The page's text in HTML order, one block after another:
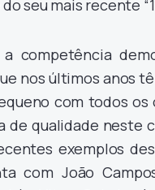
seu mais recente
a competência
nos últimos anos
com todos
de qualidade neste
exemplos
com João